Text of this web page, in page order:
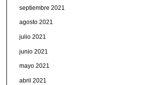
septiembre 2021
agosto 2021
julio 2021
junio 2021
mayo 2021
abril 2021